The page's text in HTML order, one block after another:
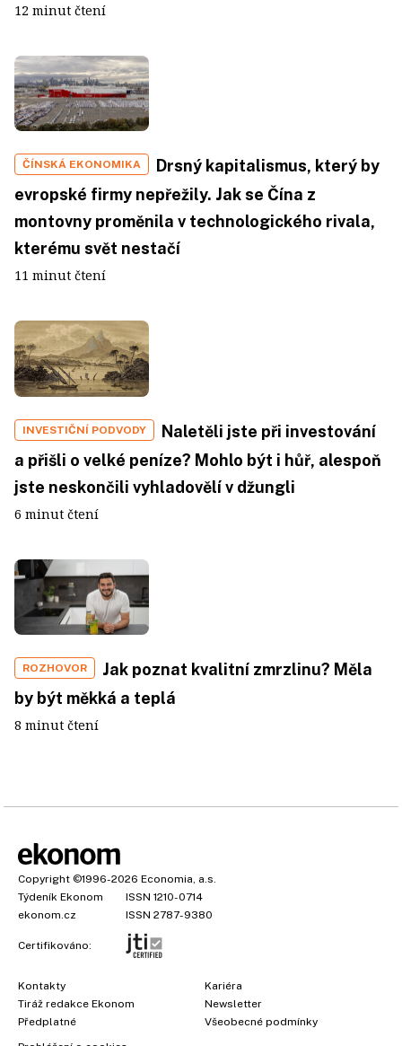
12 minut čtení
ČÍNSKÁ EKONOMIKA
Drsný kapitalismus, který by
evropské firmy nepřežily. Jak se Čína z
montovny proměnila v technologického rivala,
kterému svět nestačí
11 minut čtení
INVESTIČNÍ PODVODY
Naletěli jste při investování
a přišli o velké peníze? Mohlo být i hůř, alespoň
jste neskončili vyhladovělí v džungli
6 minut čtení
ROZHOVOR
Jak poznat kvalitní zmrzlinu? Měla
by být měkká a teplá
8 minut čtení
Copyright ©1996-2026 Economia, a.s.
Týdeník Ekonom
ISSN 1210-0714
ekonom.cz
ISSN 2787-9380
Certifikováno:
Kontakty
Tiráž redakce Ekonom
Předplatné
Kariéra
Newsletter
Všeobecné podmínky